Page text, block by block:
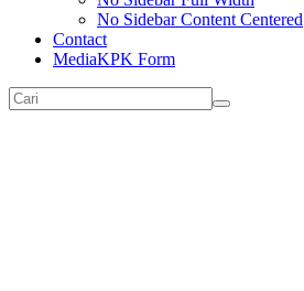
No Sidebar Content Centered
Contact
MediaKPK Form